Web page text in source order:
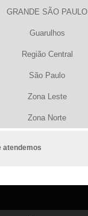
GRANDE SÃO PAULO
Guarulhos
Região Central
São Paulo
Zona Leste
Zona Norte
atendemos